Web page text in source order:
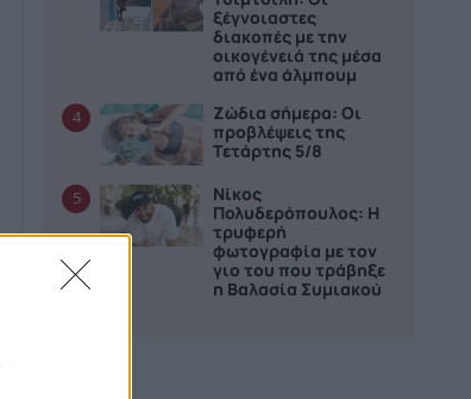
ξέγνοιαστες
διακοπές με την
οικογένειά της μέσα
από ένα άλμπουμ
4
Ζώδια σήμερα: Οι
προβλέψεις της
Τετάρτης 5/8
5
Νίκος
Πολυδερόπουλος: Η
τρυφερή
φωτογραφία με τον
γιο του που τράβηξε
η Βαλασία Συμιακού